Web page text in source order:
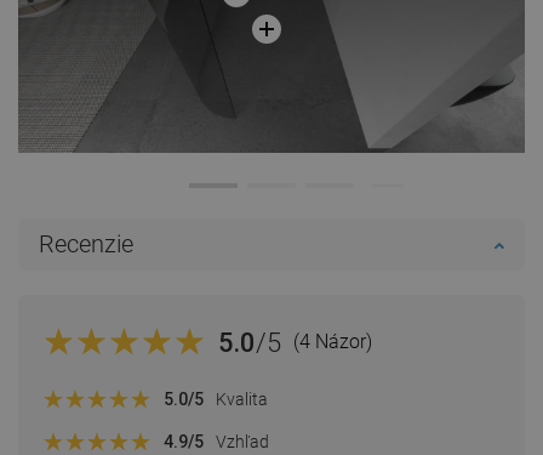
Recenzie
5.0/5 (4 Názor)
5.0/5 Kvalita
4.9/5 Vzhľad